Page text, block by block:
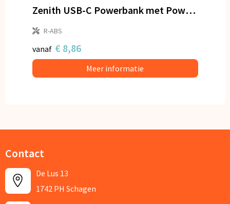
Zenith USB-C Powerbank met Power Delivery R-ABS 5000 mAh
R-ABS
vanaf € 8,86
Meer informatie
Contact
De Lus 13
1742 PH Schagen